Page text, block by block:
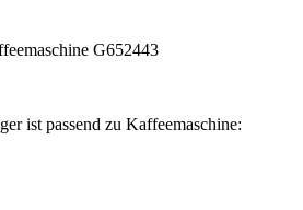
G652443
ist passend zu Kaffeemaschine: